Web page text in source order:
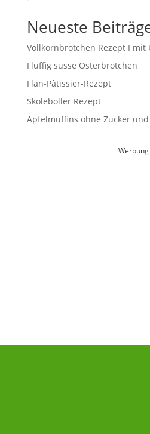
Neueste
Vollkornbrötchen Rezept I mit
Fluffig süsse Osterbrötchen
Flan-Pâtissier-Rezept
Skoleboller Rezept
Apfelmuffins ohne Zucker
Werbung